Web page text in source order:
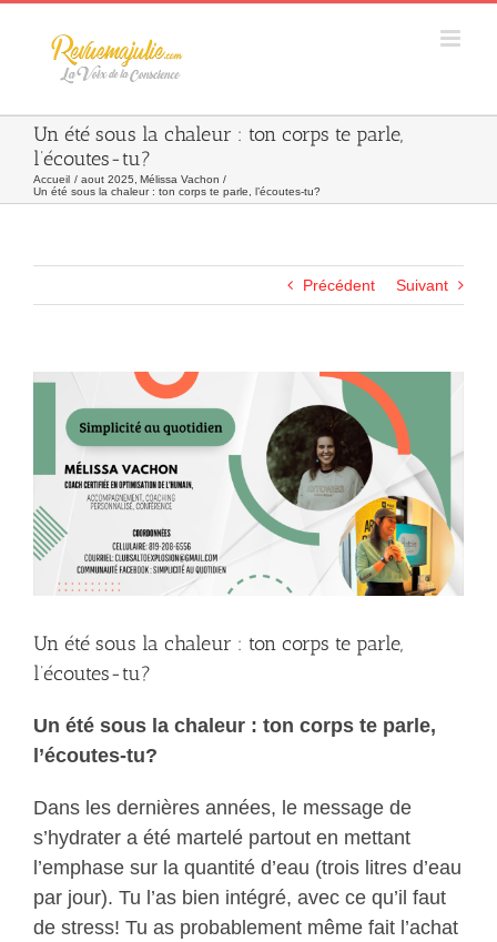
Skip
Un été sous la chaleur : ton corps te parle,
l’écoutes-tu?
Accueil aout 2025 Mélissa Vachon
Un été sous la chaleur : ton corps te parle, l’écoutes-tu?
Précédent Suivant
Agrandir
l&apos;image
Un été sous la chaleur : ton corps te parle,
l’écoutes-tu?
Un été sous la chaleur : ton corps te parle,
l’écoutes-tu?
Dans les dernières années, le message de
s’hydrater a été martelé partout en mettant
l’emphase sur la quantité d’eau (trois litres d’eau
par jour). Tu l’as bien intégré, avec ce qu’il faut
de stress! Tu as probablement même fait l’achat